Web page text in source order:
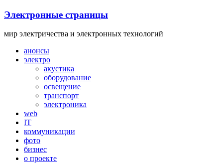
Skip
content
Электронные страницы
мир электричества и электронных технологий
анонсы
электро
акустика
оборудование
освещение
транспорт
электроника
web
IT
коммуникации
фото
бизнес
о проекте